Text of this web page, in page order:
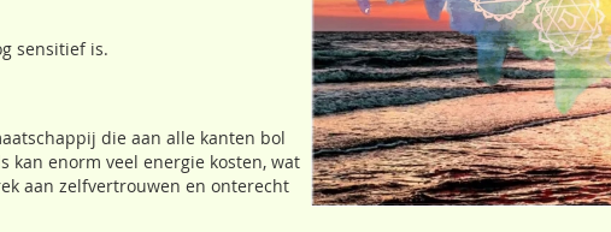
sensitief is.
die aan alle kanten bol
kan enorm veel energie kosten, wat
aan zelfvertrouwen en onterecht